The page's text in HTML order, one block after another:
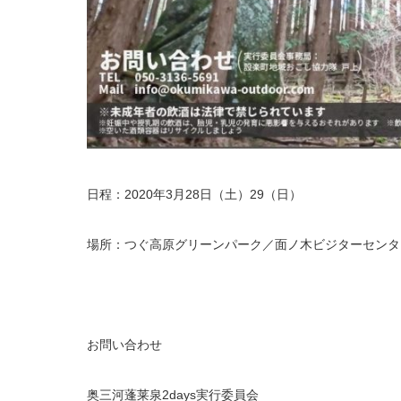
日程：2020年3月28日（土）29（日）
場所：つぐ高原グリーンパーク／面ノ木ビジターセン
お問い合わせ
奥三河蓬莱泉2days実行委員会